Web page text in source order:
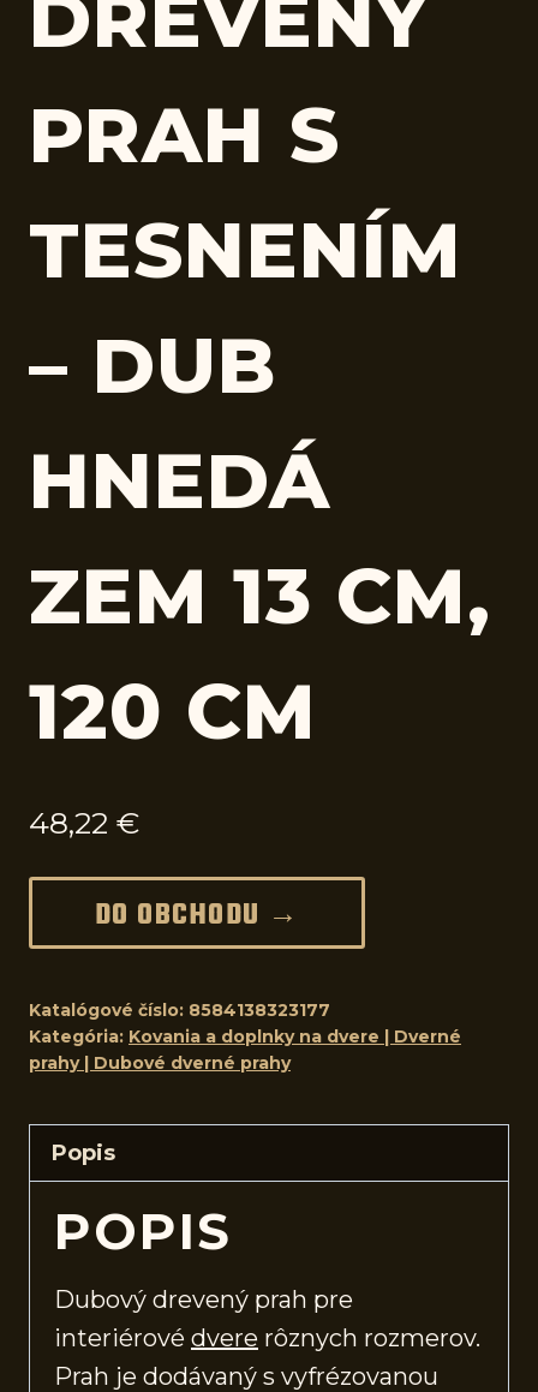
DREVENÝ
PRAH S
TESNENÍM
– DUB
HNEDÁ
ZEM 13 CM,
120 CM
48,22 €
DO OBCHODU →
Katalógové číslo: 8584138323177
Kategória: Kovania a doplnky na dvere | Dverné
prahy | Dubové dverné prahy
Popis
POPIS
Dubový drevený prah pre
interiérové dvere rôznych rozmerov.
Prah je dodávaný s vyfrézovanou